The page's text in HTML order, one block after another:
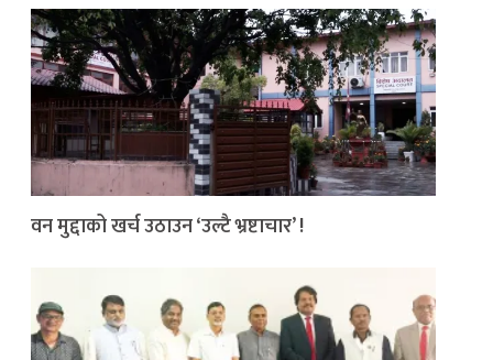
वन मुद्दाको खर्च उठाउन ‘उल्टै भ्रष्टाचार’ !